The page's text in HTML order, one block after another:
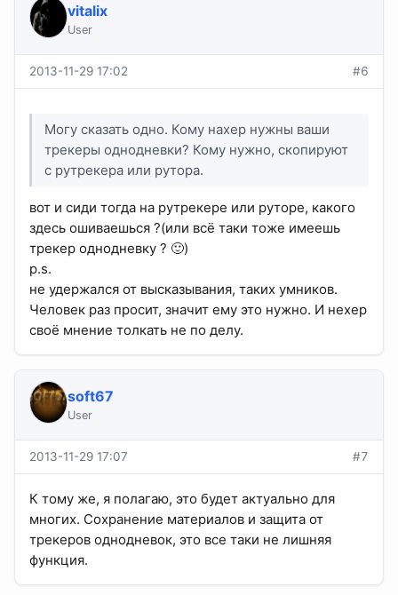
vitalix
User
2013-11-29 17:02 #6
Могу сказать одно. Кому нахер нужны ваши
трекеры однодневки? Кому нужно, скопируют
с рутрекера или рутора.
вот и сиди тогда на рутрекере или руторе, какого
здесь ошиваешься ?(или всё таки тоже имеешь
трекер однодневку ? 🙂)
p.s.
не удержался от высказывания, таких умников.
Человек раз просит, значит ему это нужно. И нехер
своё мнение толкать не по делу.
soft67
User
2013-11-29 17:07 #7
К тому же, я полагаю, это будет актуально для
многих. Сохранение материалов и защита от
трекеров однодневок, это все таки не лишняя
функция.